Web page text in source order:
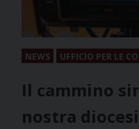
NEWS UFFICIO PER LE
Il cammino
nostra